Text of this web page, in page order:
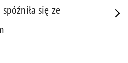
się ze